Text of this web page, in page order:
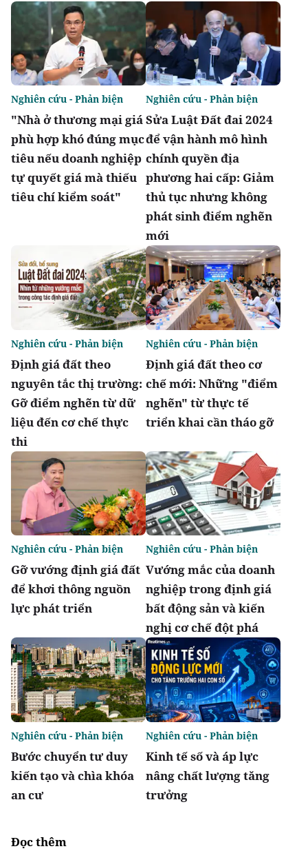
"Nhà ở thương mại giá
phù hợp khó đúng mục
tiêu nếu doanh nghiệp
tự quyết giá mà thiếu
tiêu chí kiểm soát"
Nghiên cứu - Phản biện
Sửa Luật Đất đai 2024
để vận hành mô hình
chính quyền địa
phương hai cấp: Giảm
thủ tục nhưng không
phát sinh điểm nghẽn
mới
Nghiên cứu - Phản biện
Định giá đất theo
nguyên tắc thị trường:
Gỡ điểm nghẽn từ dữ
liệu đến cơ chế thực
thi
Nghiên cứu - Phản biện
Định giá đất theo cơ
chế mới: Những "điểm
nghẽn" từ thực tế
triển khai cần tháo gỡ
Nghiên cứu - Phản biện
Gỡ vướng định giá đất
để khơi thông nguồn
lực phát triển
Nghiên cứu - Phản biện
Vướng mắc của doanh
nghiệp trong định giá
bất động sản và kiến
nghị cơ chế đột phá
Nghiên cứu - Phản biện
Bước chuyển tư duy
kiến tạo và chìa khóa
an cư
Nghiên cứu - Phản biện
Kinh tế số và áp lực
nâng chất lượng tăng
trưởng
Nghiên cứu - Phản biện
Đọc thêm